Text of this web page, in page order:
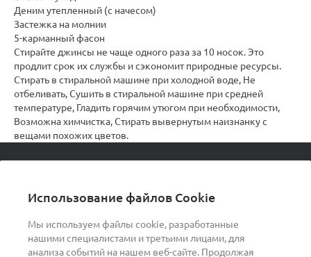
Использование файлов Cookie
Мы используем файлы cookie, разработанные
нашими специалистами и третьими лицами, для
анализа событий на нашем веб-сайте. Продолжая
Деним утепленный (с начесом)
Застежка на молнии
5-карманный фасон
Стирайте джинсы не чаще одного раза за 10 носок. Это
продлит срок их службы и сэкономит природные ресурсы.
Стирать в стиральной машине при холодной воде, Не
отбеливать, Сушить в стиральной машине при средней
температуре, Гладить горячим утюгом при необходимости,
Возможна химчистка, Стирать вывернутым наизнанку с
вещами похожих цветов.
О компании